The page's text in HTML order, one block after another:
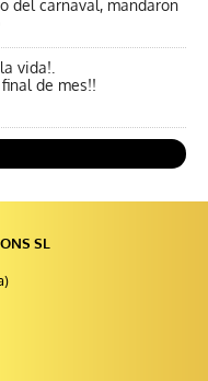
del carnaval, mandaron
vida!.
de mes!!
SL